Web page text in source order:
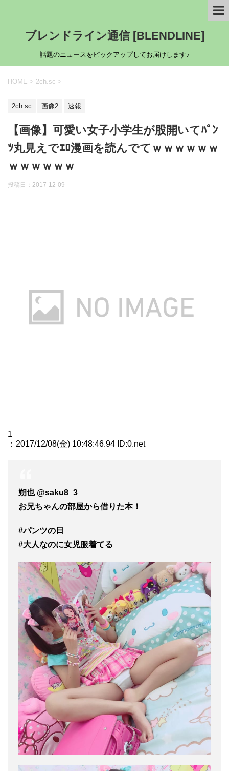
ブレンドライン通信 [BLENDLINE]
話題のニュースをピックアップしてお届けします♪
HOME > 2ch.sc >
2ch.sc 画像2 速報
【画像】可愛い女子小学生が股開いてﾊﾟﾝ
ﾂ丸見えでｴﾛ漫画を読んでてｗｗｗｗｗｗ
ｗｗｗｗｗｗ
投稿日： 2017-12-09
1
：2017/12/08(金) 10:48:46.94 ID:0.net
朔也 @saku8_3
お兄ちゃんの部屋から借りた本！
#パンツの日
#大人なのに女児服着てる